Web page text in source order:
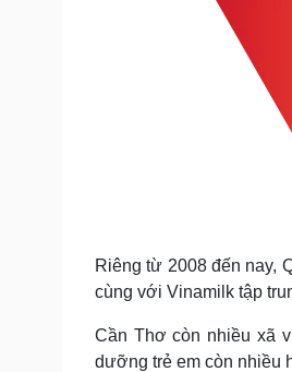
Làm đẹp - giảm cân
Riêng từ 2008 đến nay,
cùng với Vinamilk tập
Cần Thơ còn nhiều xã
dưỡng trẻ em còn nhiều